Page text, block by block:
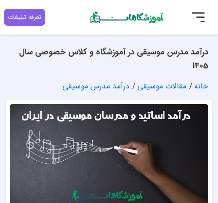
تعرفه تبلیغات
درآمد مدرس موسیقی در آموزشگاه و کلاس خصوصی سال
1405
خانه مقالات موسیقی درآمد مدرس موسیقی